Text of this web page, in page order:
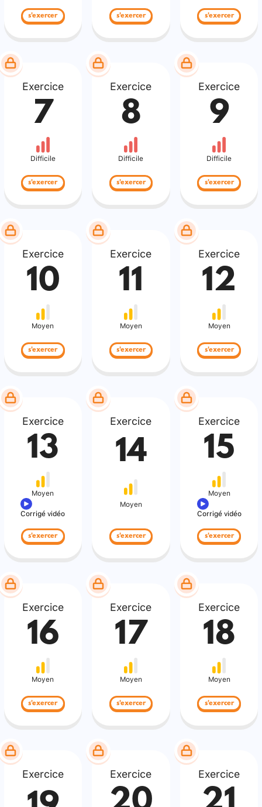
s'exercer s'exercer s'exercer
Exercice
7
Difficile
s'exercer
Exercice
8
Difficile
s'exercer
Exercice
9
Difficile
s'exercer
Exercice
10
Moyen
s'exercer
Exercice
11
Moyen
s'exercer
Exercice
12
Moyen
s'exercer
Exercice
13
Moyen
Corrigé vidéo
s'exercer
Exercice
14
Moyen
s'exercer
Exercice
15
Moyen
Corrigé vidéo
s'exercer
Exercice
16
Moyen
s'exercer
Exercice
17
Moyen
s'exercer
Exercice
18
Moyen
s'exercer
Exercice Exercice Exercice